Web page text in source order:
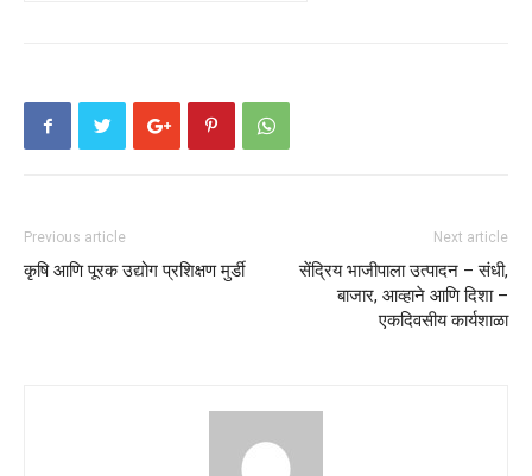
Previous article
कृषि आणि पूरक उद्योग प्रशिक्षण मुर्डी
Next article
सेंद्रिय भाजीपाला उत्पादन – संधी,
बाजार, आव्हाने आणि दिशा –
एकदिवसीय कार्यशाळा